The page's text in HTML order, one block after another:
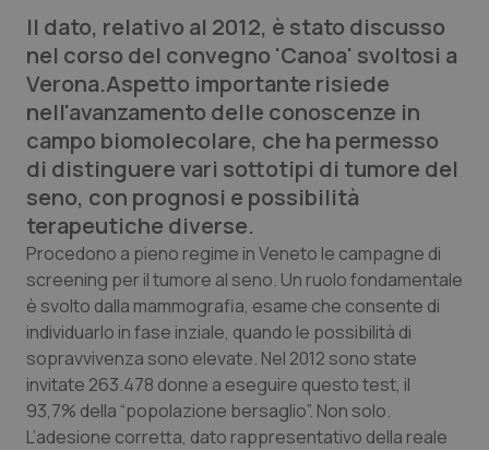
Lettere al direttore
Edizioni Regionali
QS Pro
Professionisti Sanitari.AI
Abruzzo
Basilicata
Calabria
Campania
QS Pro Gold
Artrite & artrosi
Asma & BPCO
Car-T
QS Club Newsletter
Il dato, relativo al 2012, è stato discusso
nel corso del convegno 'Canoa' svoltosi a
Verona.Aspetto importante risiede
nell'avanzamento delle conoscenze in
campo biomolecolare, che ha permesso
di distinguere vari sottotipi di tumore del
seno, con prognosi e possibilità
terapeutiche diverse.
Procedono a pieno regime in Veneto le campagne di
screening per il tumore al seno. Un ruolo fondamentale
è svolto dalla mammografia, esame che consente di
individuarlo in fase inziale, quando le possibilità di
sopravvivenza sono elevate. Nel 2012 sono state
invitate 263.478 donne a eseguire questo test, il
93,7% della “popolazione bersaglio”. Non solo.
L’adesione corretta, dato rappresentativo della reale